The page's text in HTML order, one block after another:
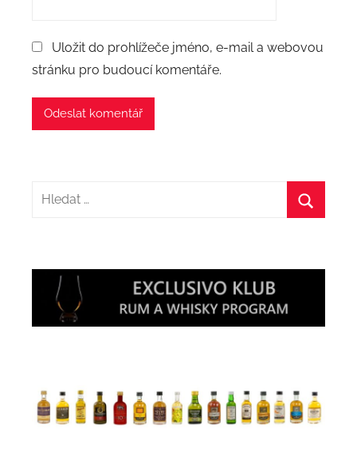
Uložit do prohlížeče jméno, e-mail a webovou
stránku pro budoucí komentáře.
Hledat: